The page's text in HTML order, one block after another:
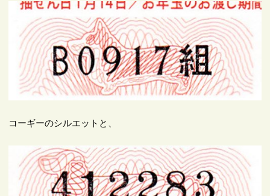
コーギーのシルエットと、